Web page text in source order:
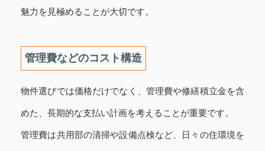
魅力を見極めることが大切です。
管理費などのコスト構造
物件選びでは価格だけでなく、管理費や修繕積立金を含
めた、長期的な支払い計画を考えることが重要です。
管理費は共用部の清掃や設備点検など、日々の住環境を